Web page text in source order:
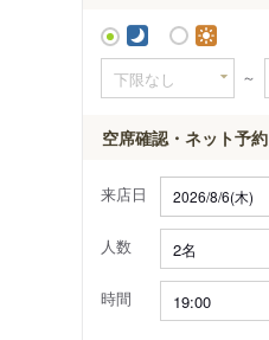
～
空席確認・ネット予約
来店日
人数
時間